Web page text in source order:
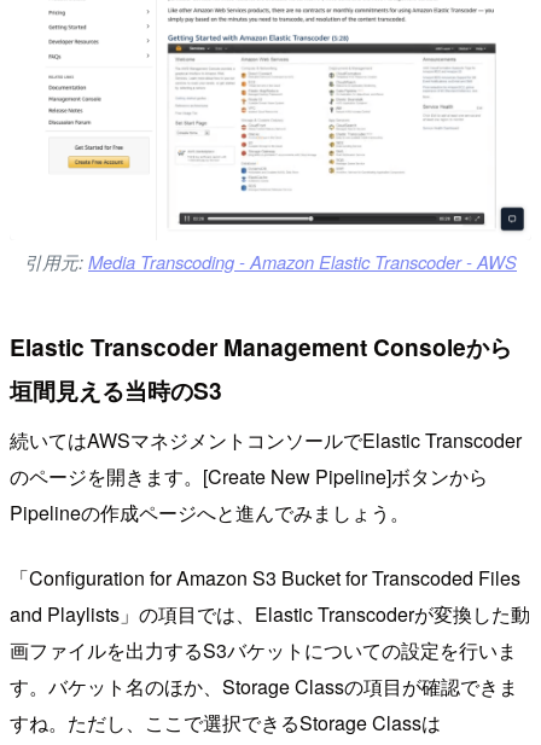
引用元:Media Transcoding - Amazon Elastic Transcoder - AWS
Elastic Transcoder Management Consoleから
垣間見える当時のS3
続いてはAWSマネジメントコンソールでElastic Transcoder
のページを開きます。[Create New Pipeline]ボタンから
Pipelineの作成ページへと進んでみましょう。
「Configuration for Amazon S3 Bucket for Transcoded Files
and Playlists」の項目では、Elastic Transcoderが変換した動
画ファイルを出力するS3バケットについての設定を行いま
す。バケット名のほか、Storage Classの項目が確認できま
すね。ただし、ここで選択できるStorage Classは